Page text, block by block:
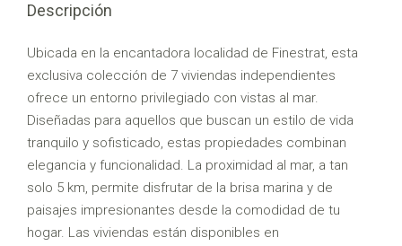
Descripción
Ubicada en la encantadora localidad de Finestrat, esta
exclusiva colección de 7 viviendas independientes
ofrece un entorno privilegiado con vistas al mar.
Diseñadas para aquellos que buscan un estilo de vida
tranquilo y sofisticado, estas propiedades combinan
elegancia y funcionalidad. La proximidad al mar, a tan
solo 5 km, permite disfrutar de la brisa marina y de
paisajes impresionantes desde la comodidad de tu
hogar. Las viviendas están disponibles en